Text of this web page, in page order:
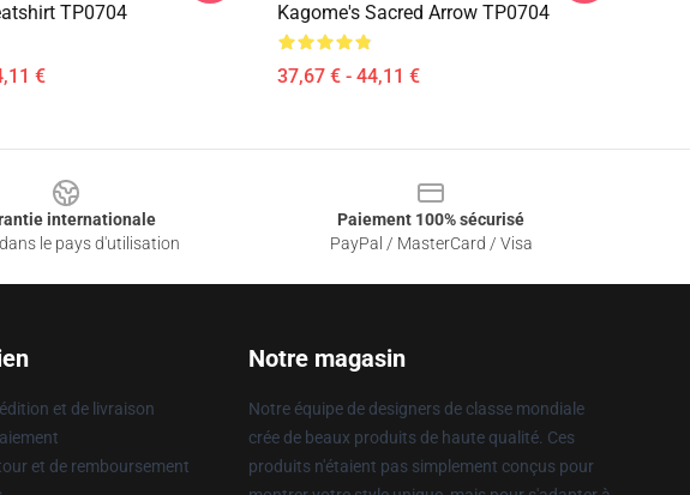
TP0704
€
Kagome's Sacred Arrow TP0704
37,67 € - 44,11 €
internationale
le pays d'utilisation
Paiement 100% sécurisé
PayPal / MasterCard / Visa
et de livraison
et de remboursement
Notre magasin
Notre équipe de designers de classe mondiale
crée de beaux produits de haute qualité. Ces
produits n'étaient pas simplement conçus pour